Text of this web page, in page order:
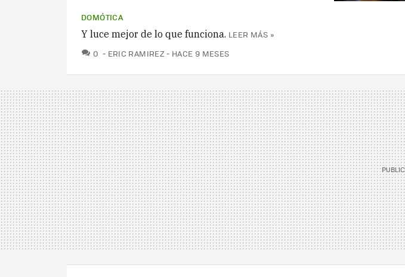
DOMÓTICA
Y luce mejor de lo que funciona. LEER MÁS »
0 COMENTARIOS
ERIC RAMIREZ HACE 9 MESES